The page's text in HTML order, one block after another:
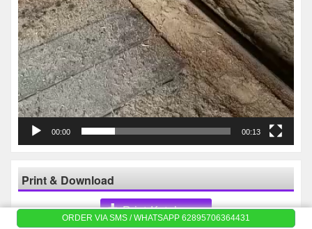
00:00 00:13
Print & Download
Print Katalog
ORDER VIA SMS / WHATSAPP 62895706364431